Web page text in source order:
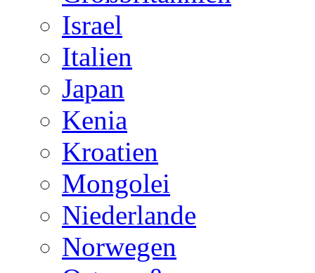
Israel
Italien
Japan
Kenia
Kroatien
Mongolei
Niederlande
Norwegen